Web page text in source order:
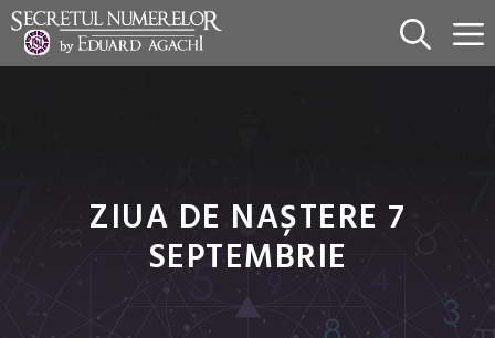
Sari
conținut
ZIUA DE NAȘTERE 7
SEPTEMBRIE